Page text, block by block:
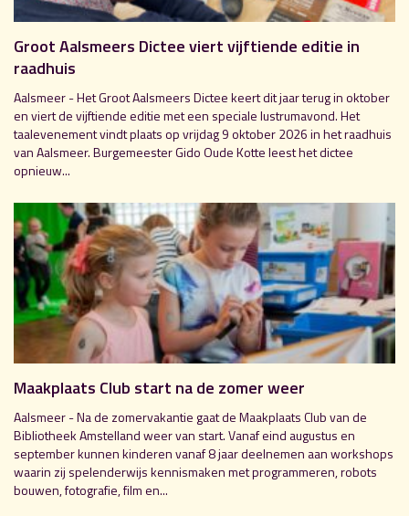
Groot Aalsmeers Dictee viert vijftiende editie in
raadhuis
Aalsmeer - Het Groot Aalsmeers Dictee keert dit jaar terug in oktober
en viert de vijftiende editie met een speciale lustrumavond. Het
taalevenement vindt plaats op vrijdag 9 oktober 2026 in het raadhuis
van Aalsmeer. Burgemeester Gido Oude Kotte leest het dictee
opnieuw...
Maakplaats Club start na de zomer weer
Aalsmeer - Na de zomervakantie gaat de Maakplaats Club van de
Bibliotheek Amstelland weer van start. Vanaf eind augustus en
september kunnen kinderen vanaf 8 jaar deelnemen aan workshops
waarin zij spelenderwijs kennismaken met programmeren, robots
bouwen, fotografie, film en...